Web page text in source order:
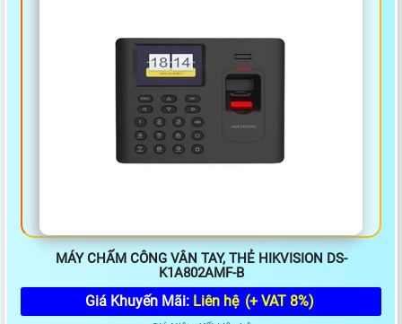
MÁY CHẤM CÔNG VÂN TAY, THẺ HIKVISION DS-
K1A802AMF-B
Giá Khuyến Mãi: Liên hệ (+ VAT 8%)